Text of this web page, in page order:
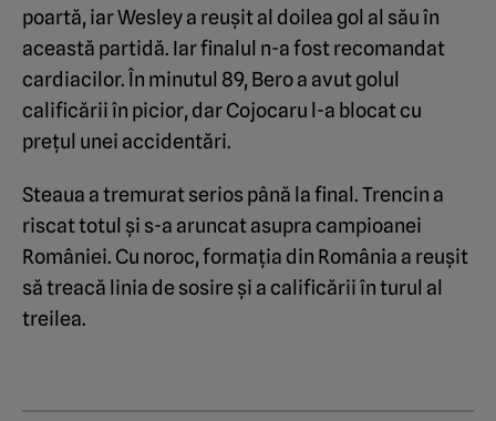
poartă, iar Wesley a reușit al doilea gol al său în
această partidă. Iar finalul n-a fost recomandat
cardiacilor. În minutul 89, Bero a avut golul
calificării în picior, dar Cojocaru l-a blocat cu
prețul unei accidentări.
Steaua a tremurat serios până la final. Trencin a
riscat totul și s-a aruncat asupra campioanei
României. Cu noroc, formația din România a reușit
să treacă linia de sosire și a calificării în turul al
treilea.